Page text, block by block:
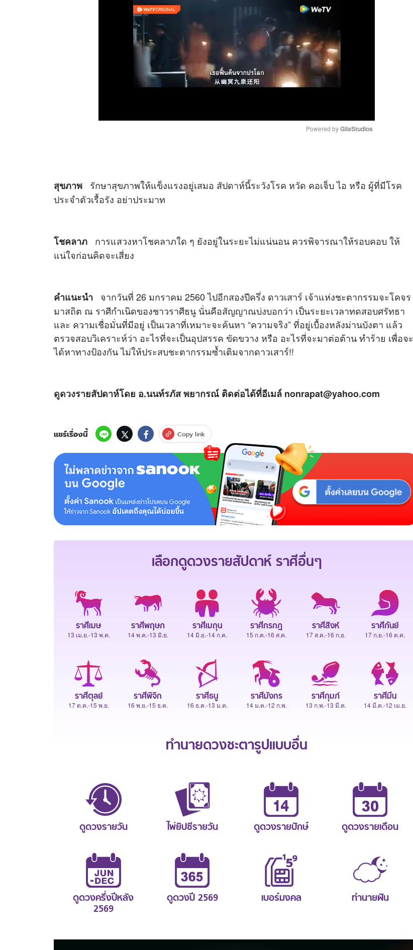
t
Powered by GliaStudios
สุขภาพ รักษาสุขภาพให้แข็งแรงอยู่เสมอ สัปดาห์นี้ระวังโรค หวัด คอเจ็บ ไอ หรือ ผู้ที่มีโรค
ประจำตัวเรื้อรัง อย่าประมาท
โชคลาภ การแสวงหาโชคลาภใด ๆ ยังอยู่ในระยะไม่แน่นอน ควรพิจารณาให้รอบคอบ ให้
แน่ใจก่อนคิดจะเสี่ยง
คำแนะนำ จากวันที่ 26 มกราคม 2560 ไปอีกสองปีครึ่ง ดาวเสาร์ เจ้าแห่งชะตากรรมจะโคจร
มาสถิต ณ ราศีกำเนิดของชาวราศีธนู นั่นคือสัญญาณบ่งบอกว่า เป็นระยะเวลาทดสอบศรัทธา
และ ความเชื่อมั่นที่มีอยู่ เป็นเวลาที่เหมาะจะค้นหา “ความจริง” ที่อยู่เบื้องหลังม่านบังตา แล้ว
ตรวจสอบวิเคราะห์ว่า อะไรที่จะเป็นอุปสรรค ขัดขวาง หรือ อะไรที่จะมาต่อต้าน ทำร้าย เพื่อจะ
ได้หาทางป้องกัน ไม่ให้ประสบชะตากรรมซ้ำเติมจากดาวเสาร์!!
ดูดวงรายสัปดาห์โดย อ.นนท์รภัส พยากรณ์ ติดต่อได้ที่อีเมล์ nonrapat@yahoo.com
แชร์เรื่องนี้ Copy link
เลือกดูดวงรายสัปดาห์ราศีอื่นๆ
ราศีเมษ
13 เม.ย.-13 พ.ค.
ราศีพฤษภ
14 พ.ค.-13 มิ.ย.
ราศีเมถุน
14 มิ.ย.-14 ก.ค.
ราศีกรกฎ
15 ก.ค.-16 ส.ค.
ราศีสิงห์
17 ส.ค.-16 ก.ย.
ราศีกันย์
17 ก.ย.-16 ต.ค.
ราศีตุลย์
17 ต.ค.-15 พ.ย.
ราศีพิจิก
16 พ.ย.-15 ธ.ค.
ราศีธนู
16 ธ.ค.-13 ม.ค.
ราศีมังกร
14 ม.ค.-12 ก.พ.
ราศีกุมภ์
13 ก.พ.-13 มี.ค.
ราศีมีน
14 มี.ค.-12 เม.ย.
ทำนายดวงชะตารูปแบบอื่น
ดูดวงรายวัน ไพ่ยิปซีรายวัน ดูดวงรายปักษ์ ดูดวงรายเดือน
ดูดวงครึ่งปีหลัง
2569
ดูดวงปี 2569 เบอร์มงคล ทำนายฝัน